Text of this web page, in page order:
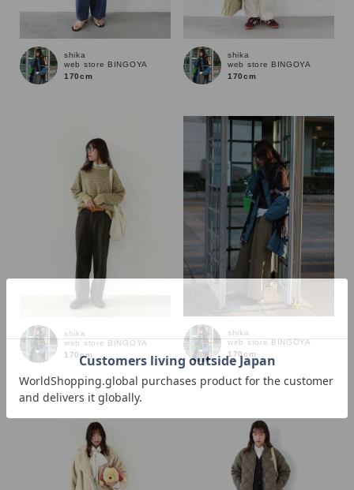
shika
web store BINGOYA
170cm
shika
web store BINGOYA
170cm
shika
web store BINGOYA
170cm
shika
web store BINGOYA
170cm